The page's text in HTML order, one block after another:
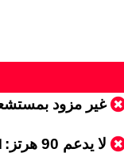
غير مزود
لا يدعم 90 هرتز: